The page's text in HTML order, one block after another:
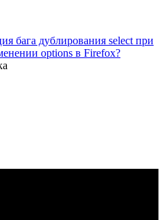
бага дублирования select при
options в Firefox?